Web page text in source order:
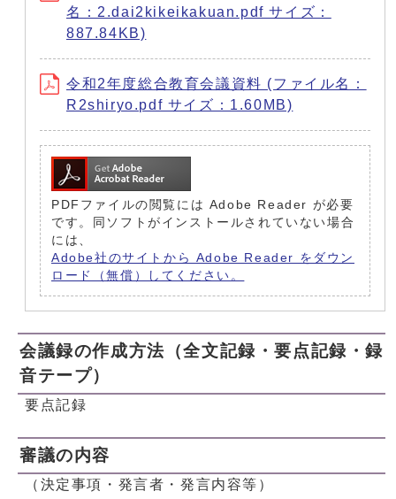
名：2.dai2kikeikakuan.pdf サイズ：
887.84KB)
令和2年度総合教育会議資料 (ファイル名：
R2shiryo.pdf サイズ：1.60MB)
PDFファイルの閲覧には Adobe Reader が必要
です。同ソフトがインストールされていない場合
には、
Adobe社のサイトから Adobe Reader をダウン
ロード（無償）してください。
会議録の作成方法（全文記録・要点記録・録
音テープ）
要点記録
審議の内容
（決定事項・発言者・発言内容等）